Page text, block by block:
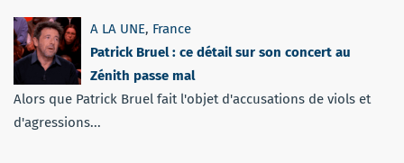
A LA UNE, France
Patrick Bruel : ce détail sur son concert au
Zénith passe mal
Alors que Patrick Bruel fait l'objet d'accusations de viols et
d'agressions...